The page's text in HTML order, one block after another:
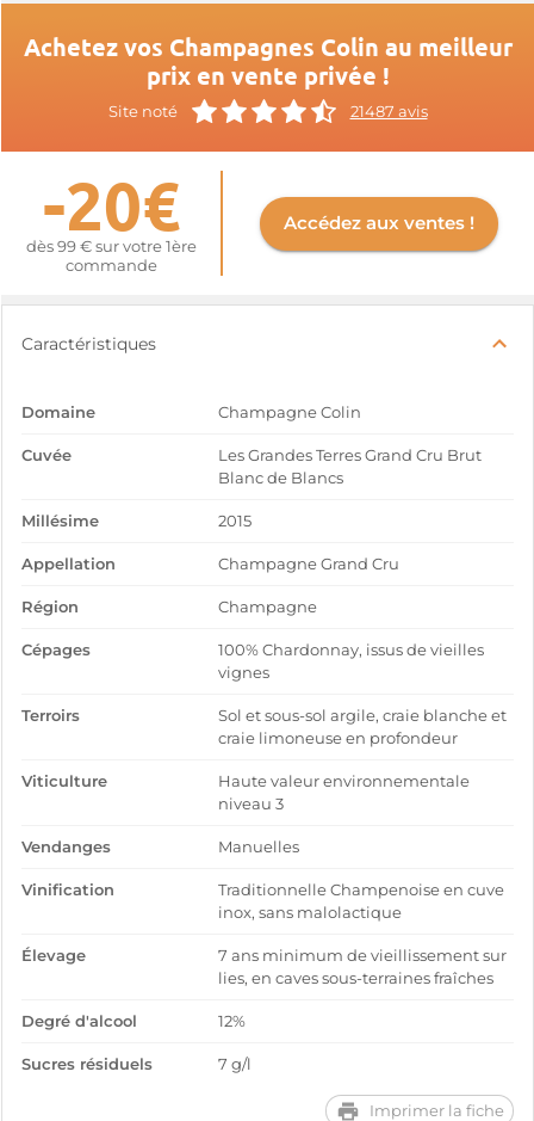
Achetez vos Champagnes Colin au meilleur
prix en vente privée !
Site noté 21487 avis
-20€
dès 99 € sur votre 1ère
commande
Accédez aux ventes !
Caractéristiques
Domaine Champagne Colin
Cuvée
Les Grandes Terres Grand Cru Brut
Blanc de Blancs
Millésime 2015
Appellation Champagne Grand Cru
Région Champagne
Cépages
100% Chardonnay, issus de vieilles
vignes
Terroirs
Sol et sous-sol argile, craie blanche et
craie limoneuse en profondeur
Viticulture
Haute valeur environnementale
niveau 3
Vendanges Manuelles
Vinification
Traditionnelle Champenoise en cuve
inox, sans malolactique
Élevage
7 ans minimum de vieillissement sur
lies, en caves sous-terraines fraîches
Degré d'alcool 12%
Sucres résiduels 7 g/l
Imprimer la fiche